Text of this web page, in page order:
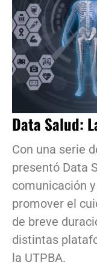
Data Salud:
Con una serie
presentó Data
comunicación
promover el
de breve
distintas
la UTPBA.